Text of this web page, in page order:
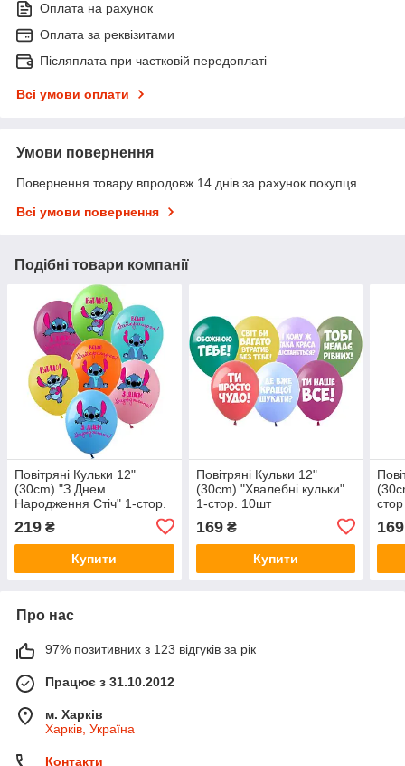
Оплата на рахунок
Оплата за реквізитами
Післяплата при частковій передоплаті
Всі умови оплати
Умови повернення
Повернення товару впродовж 14 днів за рахунок покупця
Всі умови повернення
Подібні товари компанії
Повітряні Кульки 12"
(30сm) "З Днем
Народження Стіч" 1-стор.
Pelican
219 ₴
Купити
Повітряні Кульки 12"
(30сm) "Хвалебнi кульки"
1-стор. 10шт
Різнокольоровий Pelican
169₴
Купити
169
Про нас
97% позитивних з 123 відгуків за рік
Працює з 31.10.2012
м. Харків
Харків, Україна
Контакти